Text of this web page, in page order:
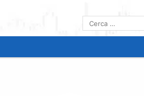
Ricerca
per: